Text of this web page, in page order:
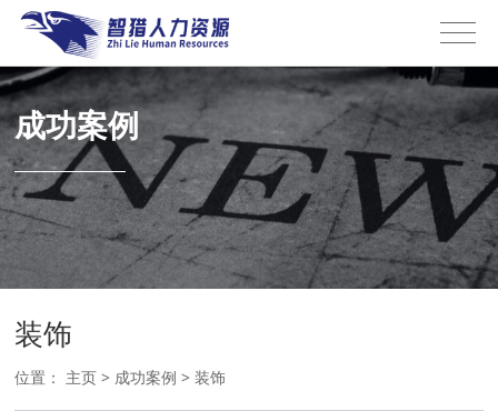
成功案例
装饰
位置： 主页 > 成功案例 >装饰